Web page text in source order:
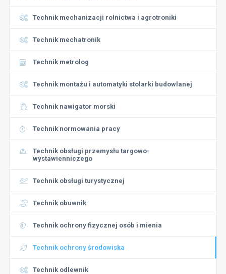
Technik mechanizacji rolnictwa i agrotroniki
Technik mechatronik
Technik metrolog
Technik montażu i automatyki stolarki budowlanej
Technik nawigator morski
Technik normowania pracy
Technik obsługi przemysłu targowo-
wystawienniczego
Technik obsługi turystycznej
Technik obuwnik
Technik ochrony fizycznej osób i mienia
Technik ochrony środowiska
Technik odlewnik